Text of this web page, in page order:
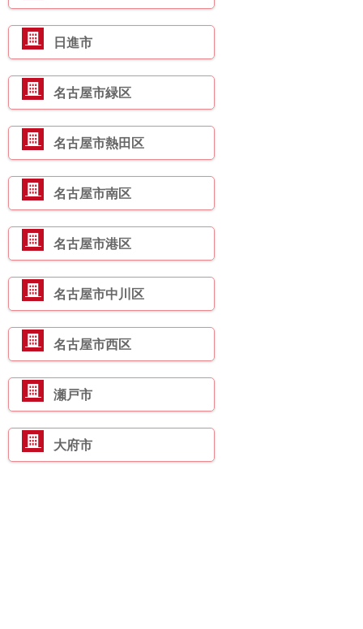
日進市
名古屋市緑区
名古屋市熱田区
名古屋市南区
名古屋市港区
名古屋市中川区
名古屋市西区
瀬戸市
大府市